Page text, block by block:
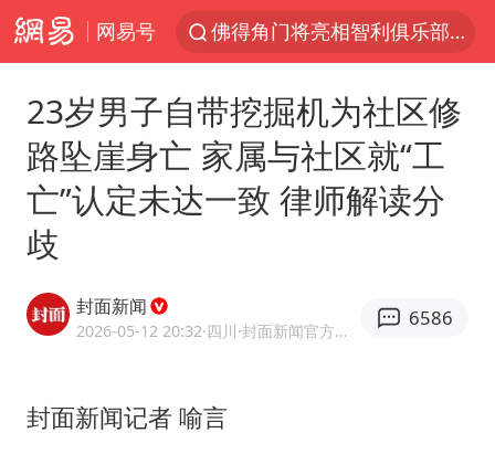
网易号
佛得角门将亮相智利俱乐部主场
看守所辅警收受10万获刑1年
U17国足1分钟轰2球
23岁男子自带挖掘机为社区修
路坠崖身亡 家属与社区就“工
亡”认定未达一致 律师解读分
歧
封面新闻
2026-05-12 20:32·四川 ·封面新闻官方网易号
6586
封面新闻记者 喻言